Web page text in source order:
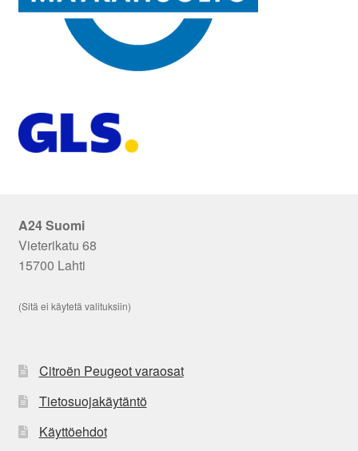
A24 Suomi
Vieterikatu 68
15700 Lahti
(Sitä ei käytetä valituksiin)
Citroën Peugeot varaosat
Tietosuojakäytäntö
Käyttöehdot